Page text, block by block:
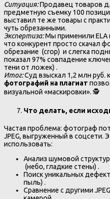
Ситуация:Продавец товаров
предметную съемку 100
выставил те же товары с
чуть обрезанными.
Экспертиза:Мы применили ELA
что конкурент просто скачал
обрезание (crop) и слегка
показал 97% совпадение
тени от ложек) .
Итог:Суд взыскал 1,2 млн руб.
фотографий на плагиат
визуальной «маскировки». 🕵️
Что делать, если
Частая проблема: фотограф
JPEG, выгруженный в соцсети.
использовать:
Анализ шумовой
(небо, гладкие стены) .
Поиск уникальных
пыль) .
Сравнение с другими